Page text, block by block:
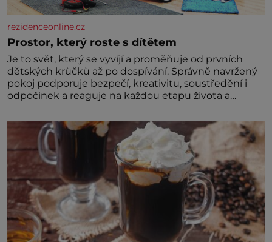
rezidenceonline.cz
Prostor, který roste s dítětem
Je to svět, který se vyvíjí a proměňuje od prvních
dětských krůčků až po dospívání. Správně navržený
pokoj podporuje bezpečí, kreativitu, soustředění i
odpočinek a reaguje na každou etapu života a
jednoduchost, měkkost a bezpečí, proto by pokoj
miminka měl působit především klidně a útulně.
Předškolní věk je